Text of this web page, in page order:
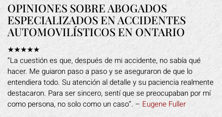
OPINIONES SOBRE ABOGADOS
ESPECIALIZADOS EN ACCIDENTES
AUTOMOVILÍSTICOS EN ONTARIO
★★★★★
“La cuestión es que, después de mi accidente, no sabía qué
hacer. Me guiaron paso a paso y se aseguraron de que lo
entendiera todo. Su atención al detalle y su paciencia realmente
destacaron. Para ser sincero, sentí que se preocupaban por mí
como persona, no solo como un caso”. – Eugene Fuller